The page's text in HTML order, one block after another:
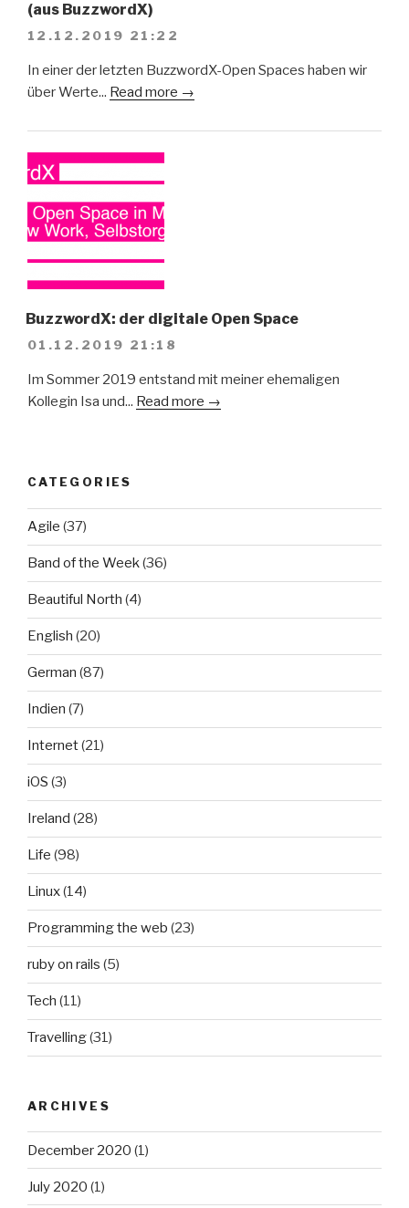
(aus BuzzwordX)
12.12.2019 21:22
In einer der letzten BuzzwordX-Open Spaces haben wir
über Werte... Read more →
BuzzwordX: der digitale Open Space
01.12.2019 21:18
Im Sommer 2019 entstand mit meiner ehemaligen
Kollegin Isa und... Read more →
CATEGORIES
Agile (37)
Band of the Week(36)
Beautiful North (4)
English (20)
German (87)
Indien (7)
Internet(21)
iOS (3)
Ireland (28)
Life (98)
Linux(14)
Programming the web (23)
ruby on rails (5)
Tech (11)
Travelling(31)
ARCHIVES
December 2020 (1)
July 2020 (1)